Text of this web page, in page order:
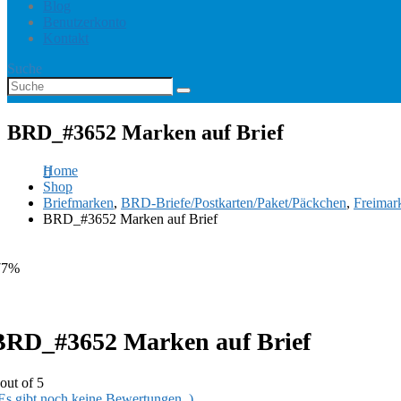
Blog
Benutzerkonto
Kontakt
Suche
BRD_#3652 Marken auf Brief
Home
Shop
Briefmarken, BRD-Briefe/Postkarten/Paket/Päckchen,
BRD_#3652 Marken auf Brief
Marken auf Brief
of 5